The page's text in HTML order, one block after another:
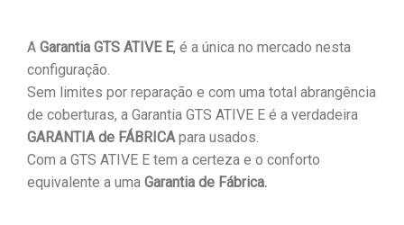
A Garantia GTS ATIVE E, é a única no mercado nesta
configuração.
Sem limites por reparação e com uma total abrangência
de coberturas, a Garantia GTS ATIVE E é a verdadeira
GARANTIA de FÁBRICApara usados.
Com a GTS ATIVE E tem a certeza e o conforto
equivalente a uma Garantia de Fábrica.